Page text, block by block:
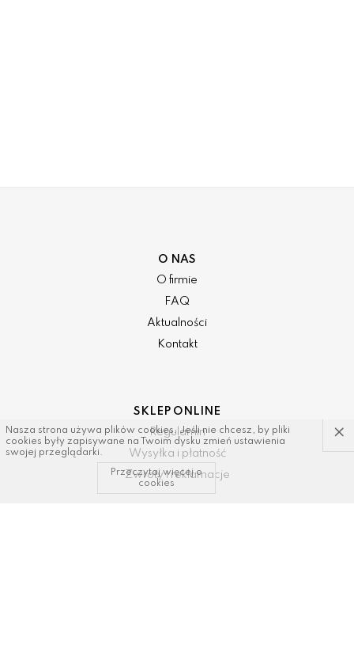
O NAS
O firmie
FAQ
Aktualności
Kontakt
SKLEP ONLINE
Regulamin
Wysyłka i płatność
Zwroty i reklamacje
Nasza strona używa plików cookies. Jeśli nie chcesz, by pliki
cookies były zapisywane na Twoim dysku zmień ustawienia
swojej przeglądarki.
×
Przeczytaj więcej o
cookies